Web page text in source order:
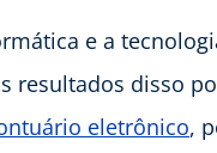
e a
resultados disso
eletrônico,